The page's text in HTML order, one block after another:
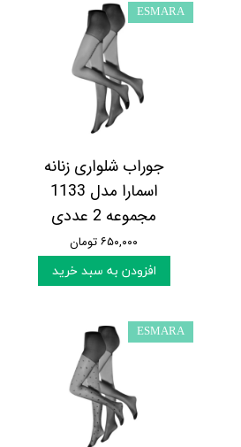
جوراب شلواری زنانه
اسمارا مدل 1133
مجموعه 2 عددی
۶۵۰,۰۰۰ تومان
افزودن به سبد خرید
ESMARA
ESMARA